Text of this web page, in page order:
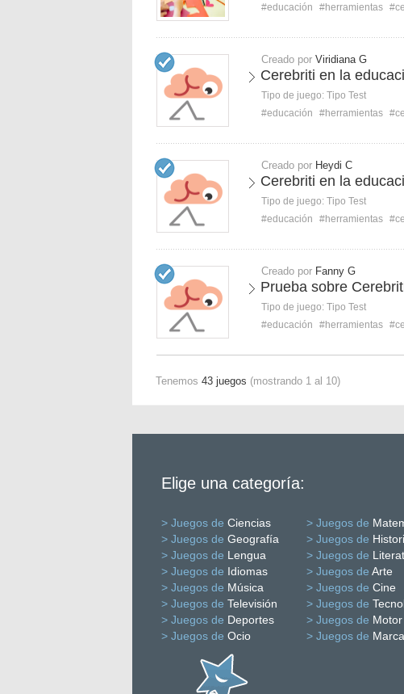
#educación
#herramientas
Creado por Viridiana G
Cerebriti en la
Tipo de juego: Tipo Test
#educación
#herramientas
Creado por Heydi C
Cerebriti en la
Tipo de juego: Tipo Test
#educación
#herramientas
Creado por Fanny G
Prueba sobre
Tipo de juego: Tipo Test
#educación
#herramientas
Tenemos 43 juegos (mostrando 1 al 10)
Elige una categoría:
> Juegos de Ciencias > Juegos de
> Juegos de Geografía > Juegos de
> Juegos de Lengua > Juegos de
> Juegos de Idiomas > Juegos de Arte
> Juegos de Música > Juegos de Cine
> Juegos de Televisión > Juegos de
> Juegos de Deportes > Juegos de Motor
> Juegos de Ocio > Juegos de